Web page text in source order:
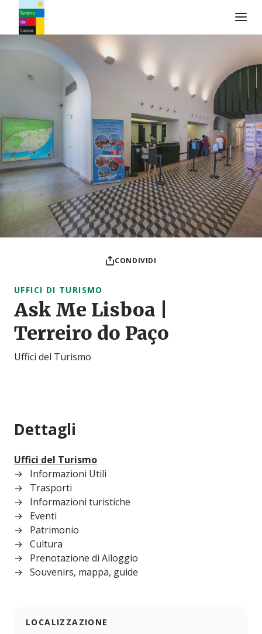
Logo di Turismo de Lisboa
CONDIVIDI
UFFICI DI TURISMO
Ask Me Lisboa |
Terreiro do Paço
Uffici del Turismo
Dettagli
Uffici del Turismo
Informazioni Utili
Trasporti
Informazioni turistiche
Eventi
Patrimonio
Cultura
Prenotazione di Alloggio
Souvenirs, mappa, guide
LOCALIZZAZIONE